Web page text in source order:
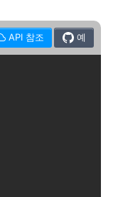
API 참조 예